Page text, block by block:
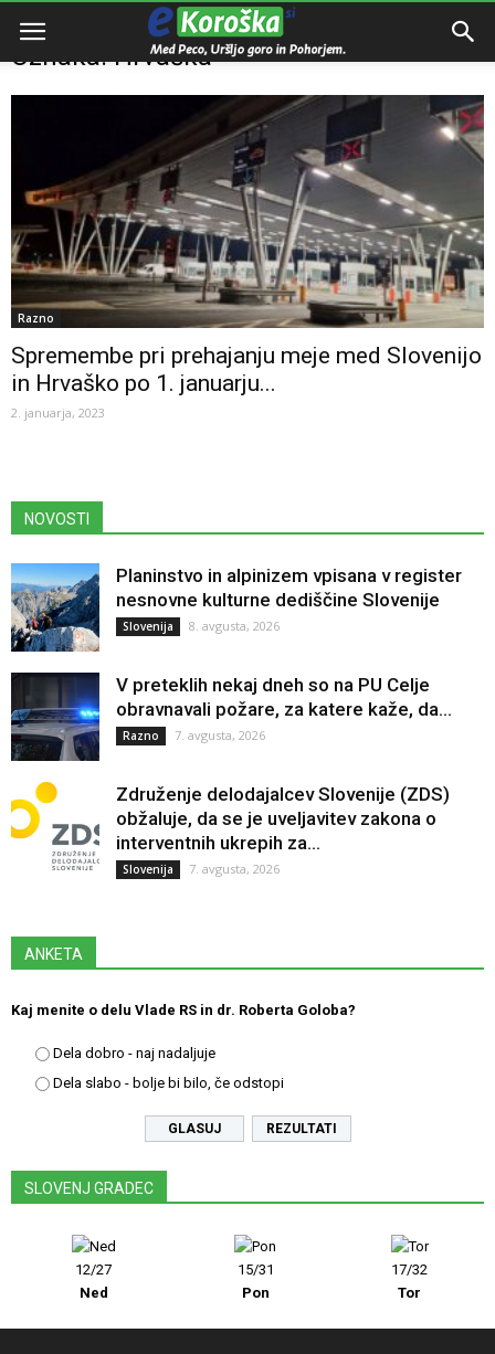
Domov Hrvaška
Oznaka: Hrvaška
Razno
Spremembe pri prehajanju meje med Slovenijo
in Hrvaško po 1. januarju...
2. januarja, 2023
NOVOSTI
Planinstvo in alpinizem vpisana v register
nesnovne kulturne dediščine Slovenije
Slovenija 8. avgusta, 2026
V preteklih nekaj dneh so na PU Celje
obravnavali požare, za katere kaže, da...
Razno 7. avgusta, 2026
Združenje delodajalcev Slovenije (ZDS)
obžaluje, da se je uveljavitev zakona o
interventnih ukrepih za...
Slovenija 7. avgusta, 2026
ANKETA
Kaj menite o delu Vlade RS in dr. Roberta Goloba?
Dela dobro - naj nadaljuje
Dela slabo - bolje bi bilo, če odstopi
REZULTATI
SLOVENJ GRADEC
12/27
Ned
15/31
Pon
17/32
Tor